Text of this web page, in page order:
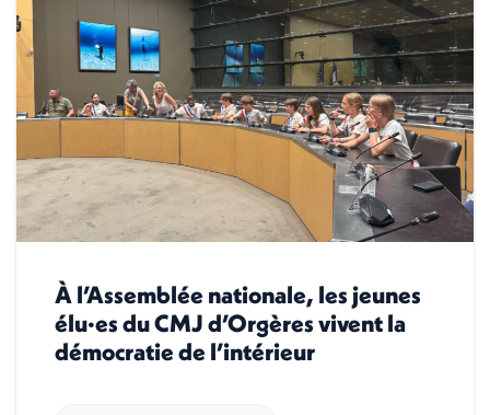
À l’Assemblée nationale, les jeunes
élu·es du CMJ d’Orgères vivent la
démocratie de l’intérieur